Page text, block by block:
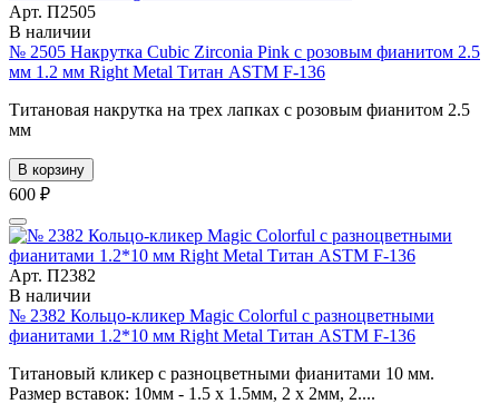
Арт. П2505
В наличии
№ 2505 Накрутка Cubic Zirconia Pink с розовым фианитом 2.5
мм 1.2 мм Right Metal Титан ASTM F-136
Титановая накрутка на трех лапках с розовым фианитом 2.5
мм
В корзину
600 ₽
Арт. П2382
В наличии
№ 2382 Кольцо-кликер Magic Colorful с разноцветными
фианитами 1.2*10 мм Right Metal Титан ASTM F-136
Титановый кликер с разноцветными фианитами 10 мм.
Размер вставок: 10мм - 1.5 х 1.5мм, 2 х 2мм, 2....